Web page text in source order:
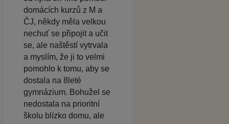
domácích kurzů z M a
ČJ, někdy měla velkou
nechuť se připojit a učit
se, ale naštěstí vytrvala
a myslím, že ji to velmi
pomohlo k tomu, aby se
dostala na 8leté
gymnázium. Bohužel se
nedostala na prioritní
školu blízko domu, ale